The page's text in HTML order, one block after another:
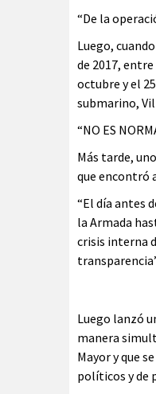
“De la
Luego,
de 2017,
octubre y el
submarino,
“NO ES
Más tarde,
que encontró
“El día antes
la Armada
crisis interna
Luego lanzó
manera
Mayor y que
políticos y de